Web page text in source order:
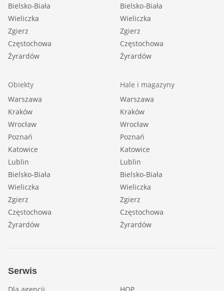
Bielsko-Biała
Wieliczka
Zgierz
Częstochowa
Żyrardów
Bielsko-Biała
Wieliczka
Zgierz
Częstochowa
Żyrardów
Obiekty
Warszawa
Kraków
Wrocław
Poznań
Katowice
Lublin
Bielsko-Biała
Wieliczka
Zgierz
Częstochowa
Żyrardów
Hale i magazyny
Warszawa
Kraków
Wrocław
Poznań
Katowice
Lublin
Bielsko-Biała
Wieliczka
Zgierz
Częstochowa
Żyrardów
Serwis